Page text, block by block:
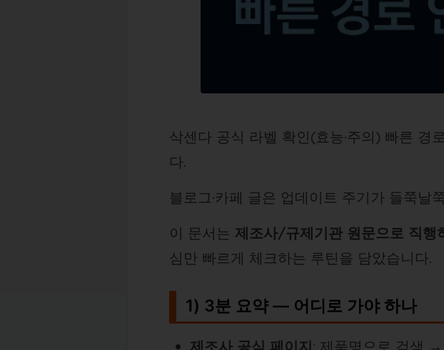
삭센다 공식 라벨 확인(효능·주의) 빠른 경
다.
블로그·카페 글은 업데이트 주기가 들쭉날
이 문서는 제조사/규제기관 원문으로 직행
심만 빠르게 체크하는 루틴을 담았습니다.
1) 3분 요약 — 어디로 가야 하나
제조사 공식 페이지: 제품명으로 검색